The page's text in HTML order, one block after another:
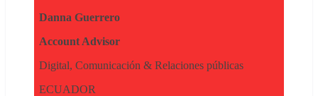
Danna Guerrero
Account Advisor
Digital, Comunicación & Relaciones públicas
ECUADOR